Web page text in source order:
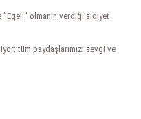
"Egeli" olmanın verdiği aidiyet
tüm paydaşlarımızı sevgi ve